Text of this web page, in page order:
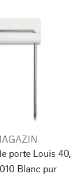
porte Louis 40,
Blanc pur